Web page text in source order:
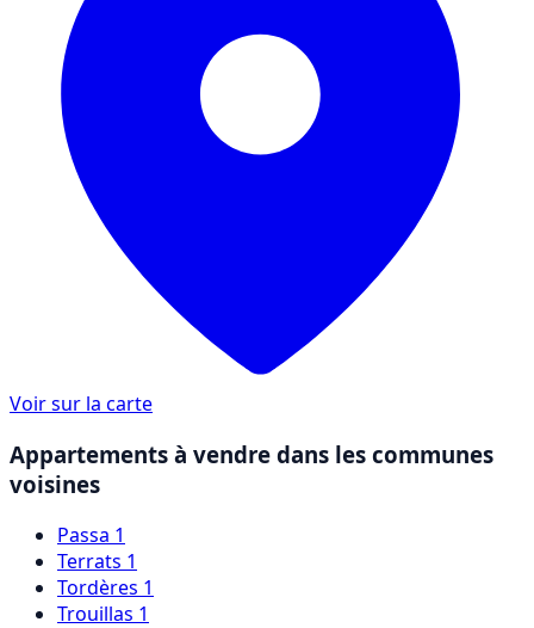
Voir sur la carte
Appartements à vendre dans les communes
voisines
Passa 1
Terrats 1
Tordères 1
Trouillas 1